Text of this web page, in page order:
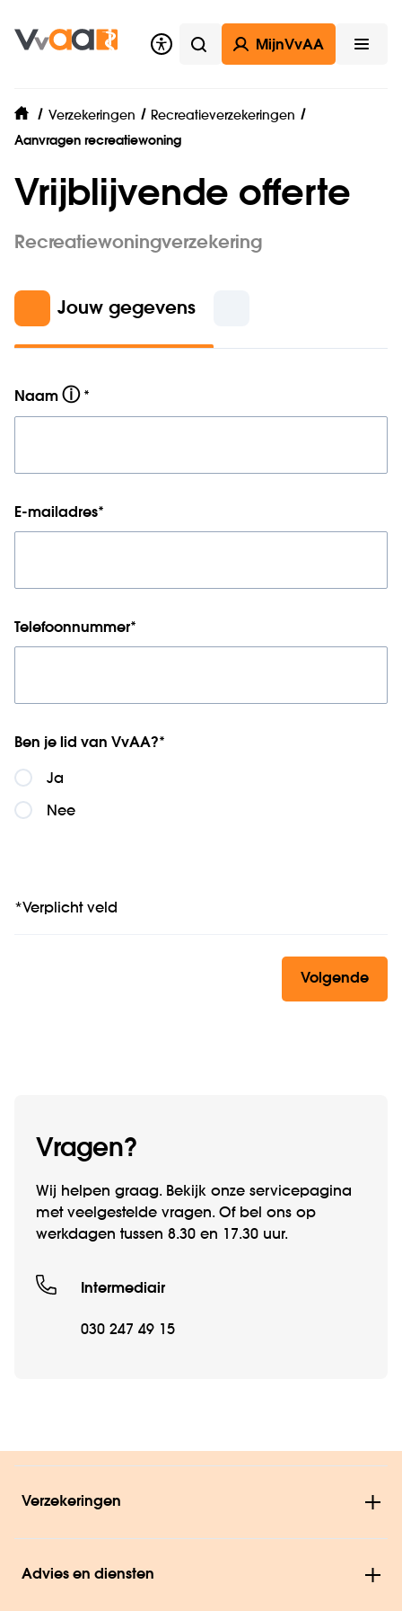
Zoeken
MijnVvAA
home
Verzekeringen
Recreatieverzekeringen
Aanvragen recreatiewoning
Vrijblijvende offerte
Recreatiewoningverzekering
Jouw gegevens
Naam ⓘ *
E-mailadres*
Telefoonnummer*
Ben je lid van VvAA?*
Ja
Nee
*Verplicht veld
Volgende
Vragen?
Wij helpen graag. Bekijk onze servicepagina
met veelgestelde vragen. Of bel ons op
werkdagen tussen 8.30 en 17.30 uur.
Intermediair
030 247 49 15
Verzekeringen
Advies en diensten